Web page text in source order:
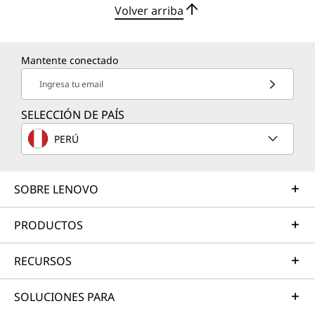
Volver arriba
Mantente conectado
Ingresa tu email
SELECCIÓN DE PAÍS
PERÚ
SOBRE LENOVO
PRODUCTOS
RECURSOS
SOLUCIONES PARA